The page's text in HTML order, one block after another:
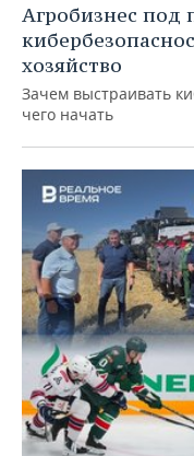
Агробизнес под
хозяйство
Зачем выстраивать
чего начать